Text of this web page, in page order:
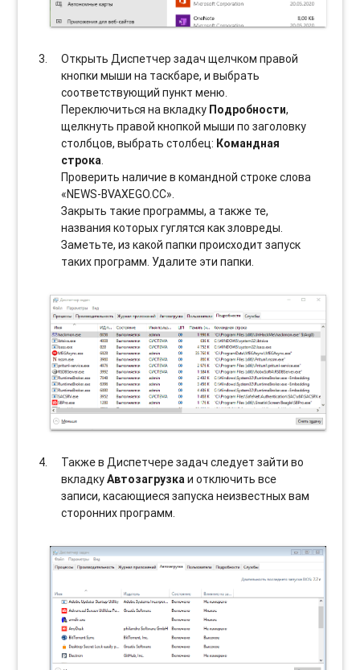
Открыть Диспетчер задач щелчком правой
кнопки мыши на таскбаре, и выбрать
соотвeтствующий пункт меню.
Переключиться на вкладку Подробности,
щелкнуть правой кнопкой мыши по заголовку
столбцов, выбрать столбец: Командная
строка.
Проверить наличие в командной строке слова
«NEWS-BVAXEGO.CC».
Закрыть такие программы, а также те,
названия которых гуглятся как зловреды.
Заметьте, из какой папки происходит запуск
таких программ. Удалите эти папки.
Также в Диспетчере задач следует зайти во
вкладкуАвтозагрузкаи отключить все
записи, касающиеся запуска неизвестных вам
сторонних программ.